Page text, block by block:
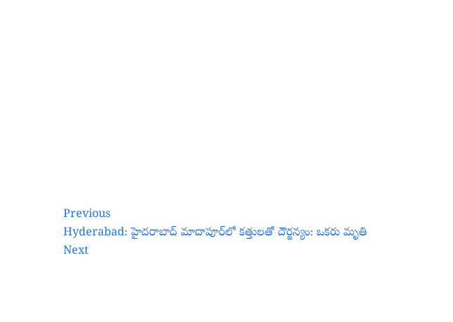
Previous
Hyderabad: హైదరాబాద్ మాదాపూర్‌లో కత్తులతో దౌర్జన్యం: ఒకరు మృతి
Next